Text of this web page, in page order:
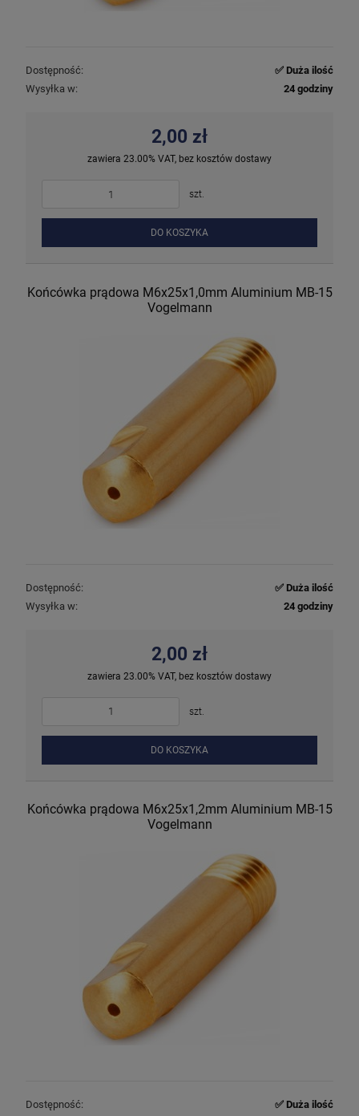
Dostępność:
✅ Duża ilość
Wysyłka w:
24 godziny
2,00 zł
zawiera 23.00% VAT, bez kosztów dostawy
szt.
DO KOSZYKA
Końcówka prądowa M6x25x1,0mm Aluminium MB-15
Vogelmann
Dostępność:
✅ Duża ilość
Wysyłka w:
24 godziny
2,00 zł
zawiera 23.00% VAT, bez kosztów dostawy
szt.
DO KOSZYKA
Końcówka prądowa M6x25x1,2mm Aluminium MB-15
Vogelmann
Dostępność:
✅ Duża ilość